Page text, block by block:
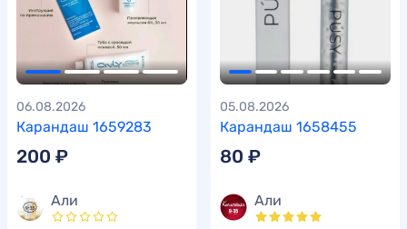
Карандаш 1659283
06.08.2026
200 ₽
Али
Карандаш 1658455
05.08.2026
80 ₽
Али